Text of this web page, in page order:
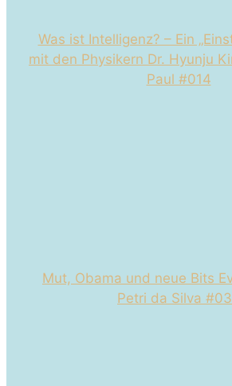
Was ist Intelligenz? – Ein
mit den Physikern Dr. Hyunju
Paul #014
Mut, Obama und neue Bits
Petri da Silva